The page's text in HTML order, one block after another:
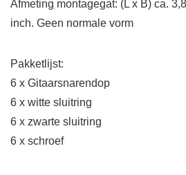
Afmeting montagegat: (L x B) ca.
inch. Geen normale vorm
Pakketlijst:
6 x Gitaarsnarendop
6 x witte sluitring
6 x zwarte sluitring
6 x schroef